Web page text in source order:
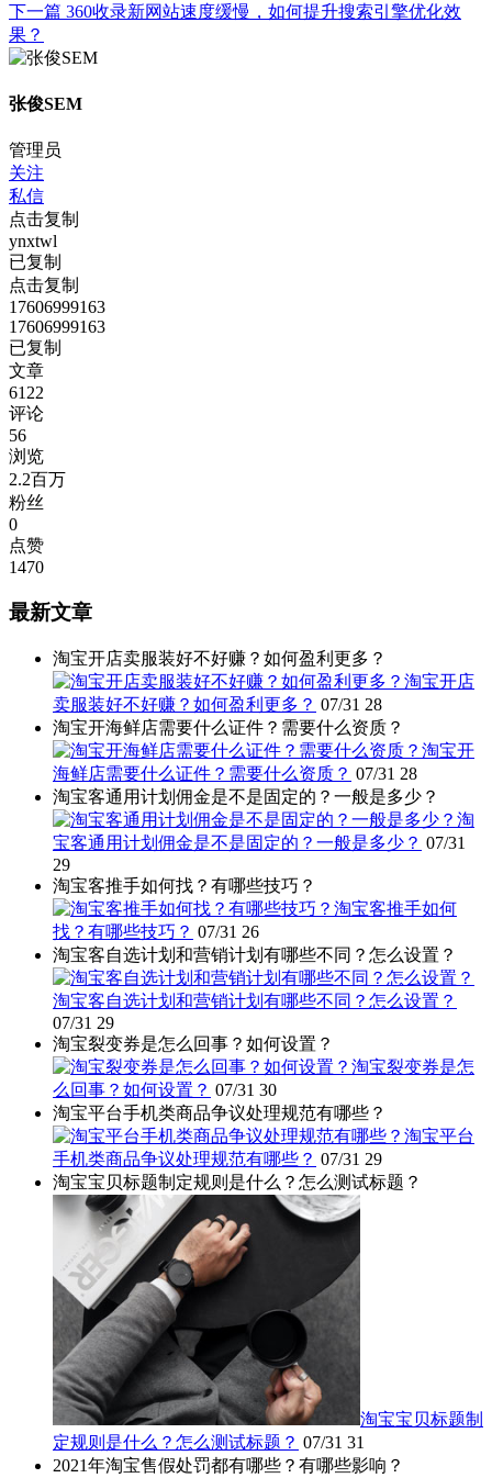
下一篇 360收录新网站速度缓慢，如何提升搜索引擎优化效
果？
张俊SEM
管理员
关注
私信
点击复制
ynxtwl
已复制
点击复制
17606999163
17606999163
已复制
文章
6122
评论
56
浏览
2.2百万
粉丝
0
点赞
1470
最新文章
淘宝开店卖服装好不好赚？如何盈利更多？
淘宝开店
卖服装好不好赚？如何盈利更多？ 07/31 28
淘宝开海鲜店需要什么证件？需要什么资质？
淘宝开
海鲜店需要什么证件？需要什么资质？ 07/31 28
淘宝客通用计划佣金是不是固定的？一般是多少？
淘
宝客通用计划佣金是不是固定的？一般是多少？ 07/31
29
淘宝客推手如何找？有哪些技巧？
淘宝客推手如何
找？有哪些技巧？ 07/31 26
淘宝客自选计划和营销计划有哪些不同？怎么设置？
淘宝客自选计划和营销计划有哪些不同？怎么设置？
07/31 29
淘宝裂变券是怎么回事？如何设置？
淘宝裂变券是怎
么回事？如何设置？ 07/31 30
淘宝平台手机类商品争议处理规范有哪些？
淘宝平台
手机类商品争议处理规范有哪些？ 07/31 29
淘宝宝贝标题制定规则是什么？怎么测试标题？
淘宝宝贝标题制
定规则是什么？怎么测试标题？ 07/31 31
2021年淘宝售假处罚都有哪些？有哪些影响？